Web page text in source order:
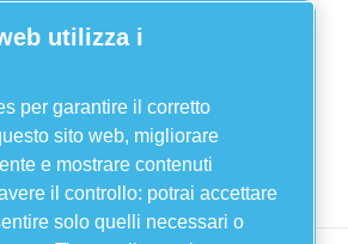
utilizza i
per garantire il corretto
sito web, migliorare
e mostrare contenuti
il controllo: potrai accettare
solo quelli necessari o